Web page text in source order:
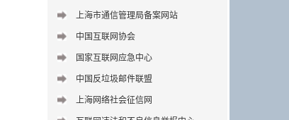
上海市通信管理局备案网站
中国互联网协会
国家互联网应急中心
中国反垃圾邮件联盟
上海网络社会征信网